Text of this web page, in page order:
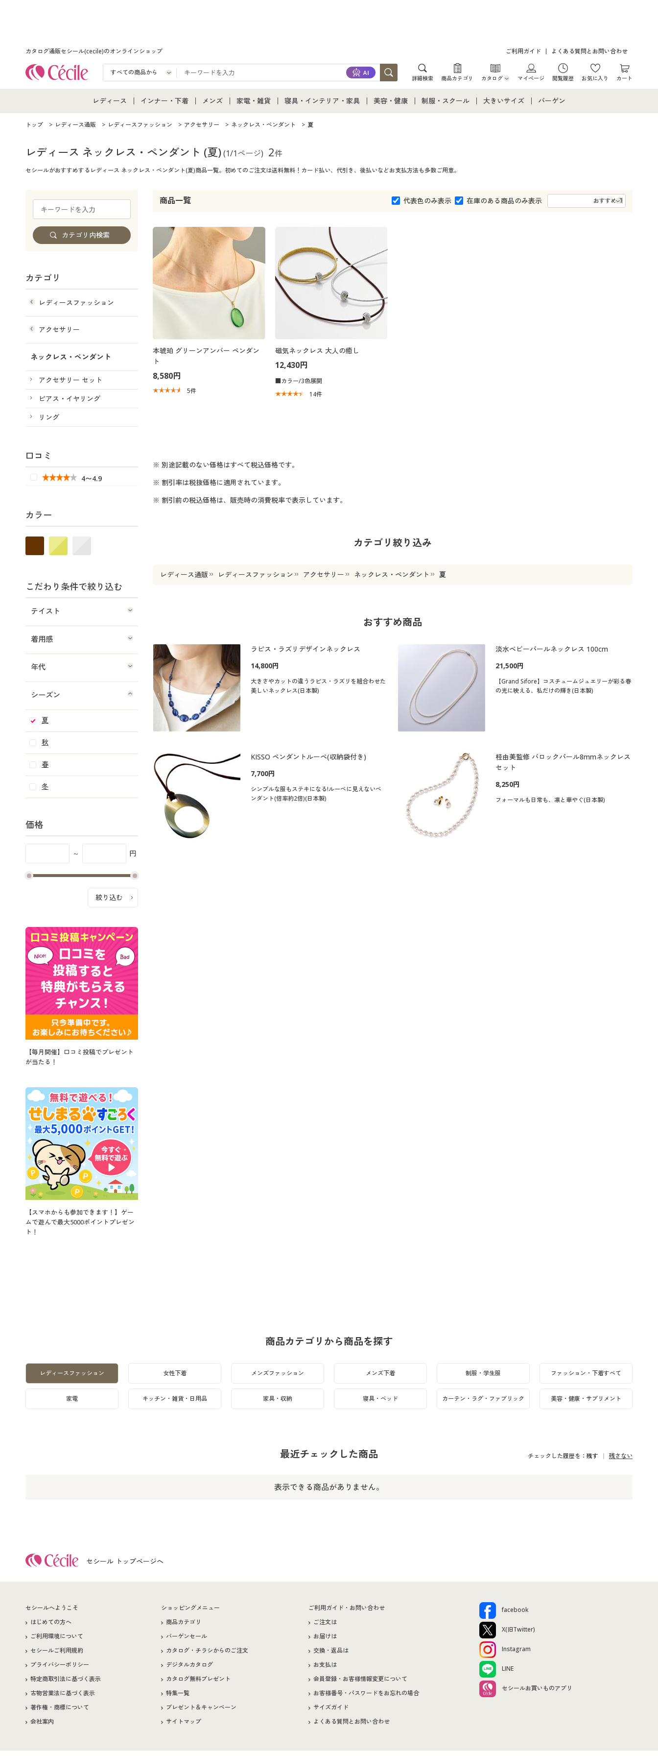
カタログ通販セシール(cecile)のオンラインショップ ご利用ガイド よくある質問とお問い合わせ
詳細検索 商品カテゴリ カタログ
カタログ・チラシからのご注文
マイページ 閲覧履歴 お気に入り カート
レディース
レディース通販すべて
レディースファッション
女性下着
インナー・下着
インナー・下着通販すべて
女性下着
メンズ下着
ジュニア・ティーンズ下着
メンズ
メンズ通販すべて
メンズファッション
メンズ下着
家電・雑貨
家電・雑貨すべて
キッチン・雑貨・日用品
寝具・インテリア・家具
寝具・インテリア・家具通販すべて
寝具・ベッド
美容・健康 制服・スクール
ジュニア・ティーンズ下着
大きいサイズ
大きいサイズ メンズ
バーゲン
トップ レディース通販 レディースファッション アクセサリー ネックレス・ペンダント 夏
レディース ネックレス・ペンダント (夏)(1/1ページ) 2件
セシールがおすすめするレディース ネックレス・ペンダント(夏)商品一覧。初めてのご注文は送料無料！カード払い、代引き、後払いなどお支払方法も多数ご用意。
商品一覧 代表色のみ表示 在庫のある商品のみ表示
本琥珀 グリーンアンバー ペンダン
ト
8,580円
5件
磁気ネックレス 大人の癒し
12,430円
■カラー/3色展開
14件
※ 別途記載のない価格はすべて税込価格です。
※ 割引率は税抜価格に適用されています。
※ 割引前の税込価格は、販売時の消費税率で表示しています。
カテゴリ絞り込み
レディース通販 レディースファッション アクセサリー ネックレス・ペンダント 夏
おすすめ商品
ラピス・ラズリデザインネックレス
14,800円
大きさやカットの違うラピス・ラズリを組合わせた
美しいネックレス(日本製)
淡水ベビーパールネックレス 100cm
21,500円
【Grand Sifore】コスチュームジュエリーが彩る春
の光に映える、私だけの輝き(日本製)
KISSO ペンダントルーペ(収納袋付き)
7,700円
シンプルな服もステキになる!ルーペに見えないペ
ンダント(倍率約2倍)(日本製)
桂由美監修 バロックパール8mmネックレス
セット
8,250円
フォーマルも日常も、凛と華やぐ(日本製)
カテゴリ
レディースファッション
アクセサリー
ネックレス・ペンダント
アクセサリー セット
ピアス・イヤリング
リング
口コミ
4〜4.9
カラー
こだわり条件で絞り込む
テイスト
着用感
年代
シーズン
夏
秋
春
冬
価格
～ 円
【毎月開催】口コミ投稿でプレゼント
が当たる！
【スマホからも参加できます！】ゲー
ムで遊んで最大5000ポイントプレゼン
ト！
商品カテゴリから商品を探す
レディースファッション 女性下着 メンズファッション メンズ下着 制服・学生服 ファッション・下着すべて
家電 キッチン・雑貨・日用品 家具・収納 寝具・ベッド カーテン・ラグ・ファブリック 美容・健康・サプリメント
最近チェックした商品 チェックした履歴を： 残す 残さない
表示できる商品がありません。
セシール トップページへ
セシールへようこそ
はじめての方へ
ご利用環境について
セシールご利用規約
プライバシーポリシー
特定商取引法に基づく表示
古物営業法に基づく表示
著作権・商標について
会社案内
ショッピングメニュー
商品カテゴリ
バーゲンセール
カタログ・チラシからのご注文
デジタルカタログ
カタログ無料プレゼント
特集一覧
プレゼント＆キャンペーン
サイトマップ
ご利用ガイド・お問い合わせ
ご注文は
お届けは
交換・返品は
お支払は
会員登録・お客様情報変更について
お客様番号・パスワードをお忘れの場合
サイズガイド
よくある質問とお問い合わせ
facebook
X(旧Twitter)
Instagram
LINE
セシールお買いものアプリ